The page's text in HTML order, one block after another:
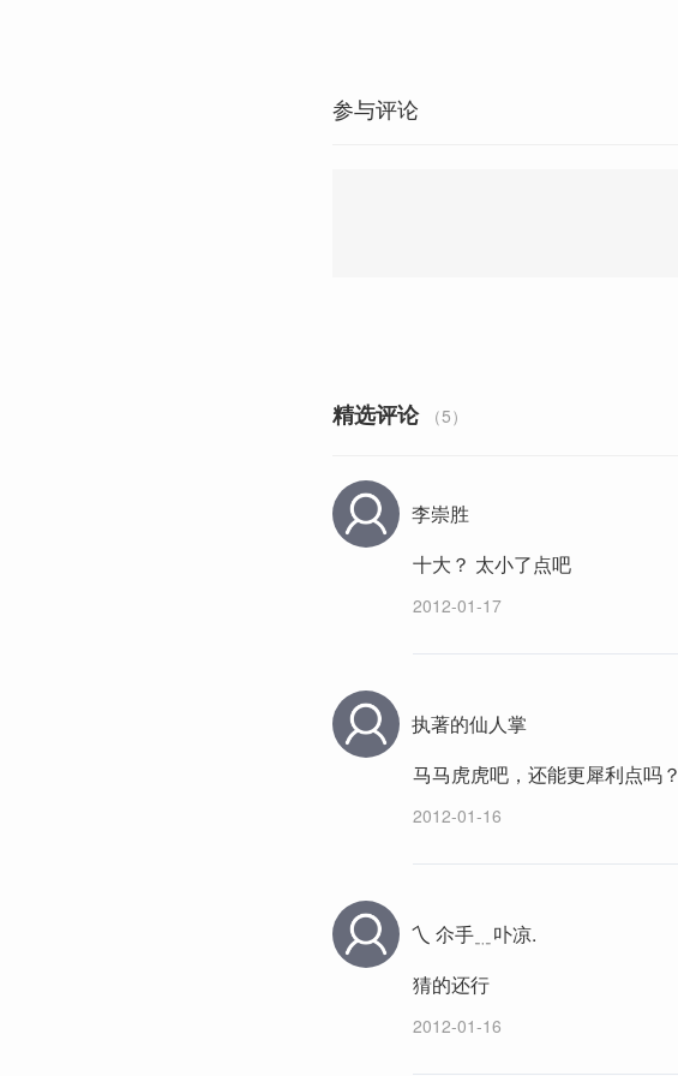
参与评论
精选评论 （5）
李崇胜
十大？ 太小了点吧
2012-01-17
执著的仙人掌
马马虎虎吧，还能更犀利点吗？
2012-01-16
乀 尒手﹎卟凉.
猜的还行
2012-01-16